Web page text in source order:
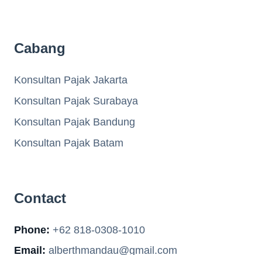
Cabang
Konsultan Pajak Jakarta
Konsultan Pajak Surabaya
Konsultan Pajak Bandung
Konsultan Pajak Batam
Contact
Phone: +62 818-0308-1010
Email: alberthmandau@gmail.com